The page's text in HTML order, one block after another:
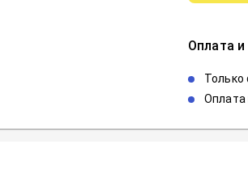
Оплата
Только
Оплата